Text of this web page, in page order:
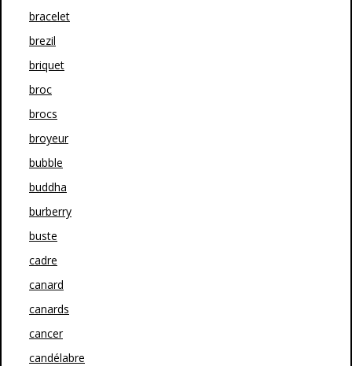
bracelet
brezil
briquet
broc
brocs
broyeur
bubble
buddha
burberry
buste
cadre
canard
canards
cancer
candélabre